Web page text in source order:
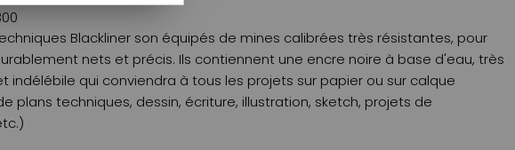
Blackliner son équipés de mines calibrées très résistantes, pour
nets et précis. Ils contiennent une encre noire à base d'eau, très
indélébile qui conviendra à tous les projets sur papier ou sur calque
plans techniques, dessin, écriture, illustration, sketch, projets de